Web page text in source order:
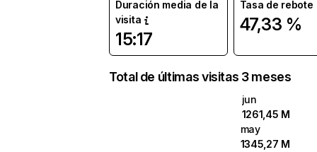
Duración media de la
visita
15:17
Tasa de rebote
47,33 %
Total de últimas visitas 3 meses
jun
1261,45 M
may
1345,27 M